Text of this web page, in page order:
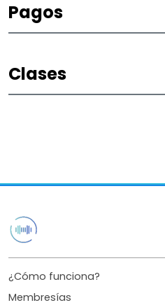
Pagos
Clases
¿Cómo funciona?
Membresías